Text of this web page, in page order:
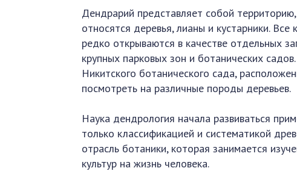
Дендрарий представляет собой
относятся деревья, лианы и кустарники.
редко открываются в качестве отдельных
крупных парковых зон и ботанических
Никитского ботанического сада,
посмотреть на различные породы деревьев.
Наука дендрология начала развиваться
только классификацией и систематикой
отрасль ботаники, которая занимается
культур на жизнь человека.